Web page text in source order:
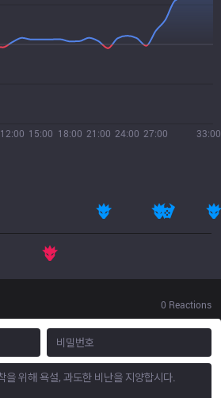
12:00 15:00 18:00 21:00 24:00 27:00 33:00
0 Reactions